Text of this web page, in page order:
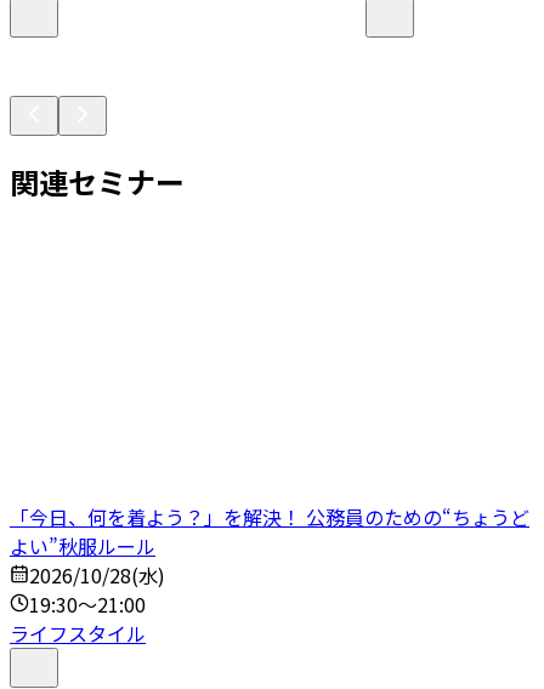
関連セミナー
「今日、何を着よう？」を解決！ 公務員のための“ちょうど
よい”秋服ルール
2026/10/28(水)
19:30～21:00
ライフスタイル